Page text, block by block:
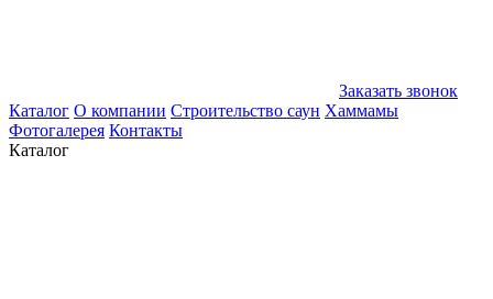
Заказать звонок
Каталог О компании Строительство саун Хаммамы
Фотогалерея Контакты
Каталог